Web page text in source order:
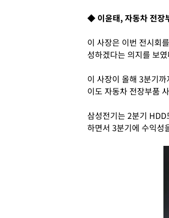
◆ 이윤태, 자동차 전장
이 사장은 이번 전시회
성하겠다는 의지를 보
이 사장이 올해 3분기
이도 자동차 전장부품
삼성전기는 2분기
하면서 3분기에 수익성